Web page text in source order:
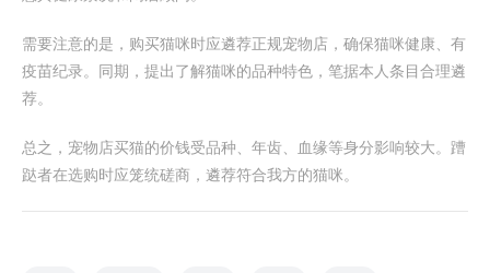
需要注意的是，购买猫咪时应遴荐正规宠物店，确保猫咪健康、有
疫苗纪录。同期，提出了解猫咪的品种特色，笔据本人条目合理遴
荐。
总之，宠物店买猫的价钱受品种、年齿、血缘等身分影响较大。蹧
跶者在选购时应笼统磋商，遴荐符合我方的猫咪。